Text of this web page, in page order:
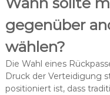
gegenüber
wählen?
Die Wahl eines
Druck der Verteidigung
positioniert ist, dass